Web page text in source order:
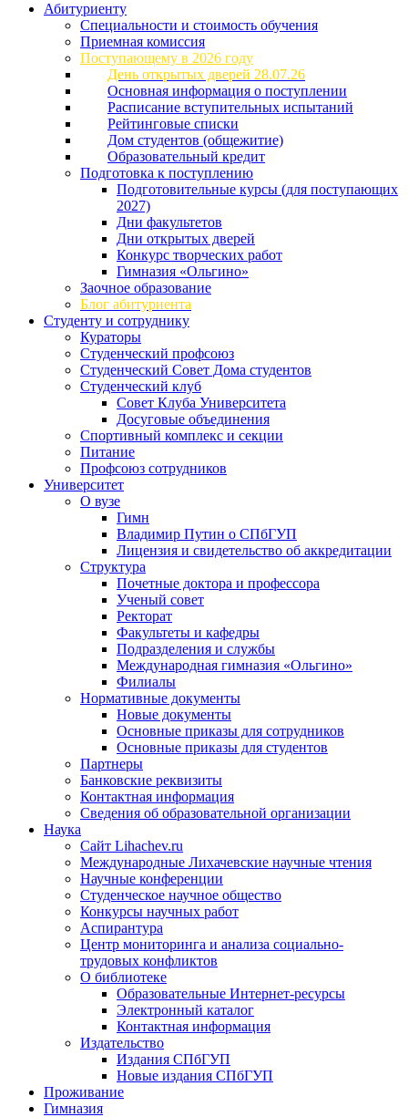
Абитуриенту
Специальности и стоимость обучения
Приемная комиссия
Поступающему в 2026 году
День открытых дверей 28.07.26
Основная информация о поступлении
Расписание вступительных испытаний
Рейтинговые списки
Дом студентов (общежитие)
Образовательный кредит
Подготовка к поступлению
Подготовительные курсы (для поступающих
2027)
Дни факультетов
Дни открытых дверей
Конкурс творческих работ
Гимназия «Ольгино»
Заочное образование
Блог абитуриента
Студенту и сотруднику
Кураторы
Студенческий профсоюз
Студенческий Совет Дома студентов
Студенческий клуб
Совет Клуба Университета
Досуговые объединения
Спортивный комплекс и секции
Питание
Профсоюз сотрудников
Университет
О вузе
Гимн
Владимир Путин о СПбГУП
Лицензия и свидетельство об аккредитации
Структура
Почетные доктора и профессора
Ученый совет
Ректорат
Факультеты и кафедры
Подразделения и службы
Международная гимназия «Ольгино»
Филиалы
Нормативные документы
Новые документы
Основные приказы для сотрудников
Основные приказы для студентов
Партнеры
Банковские реквизиты
Контактная информация
Сведения об образовательной организации
Наука
Сайт Lihachev.ru
Международные Лихачевские научные чтения
Научные конференции
Студенческое научное общество
Конкурсы научных работ
Аспирантура
Центр мониторинга и анализа социально-
трудовых конфликтов
О библиотеке
Образовательные Интернет-ресурсы
Электронный каталог
Контактная информация
Издательство
Издания СПбГУП
Новые издания СПбГУП
Проживание
Гимназия